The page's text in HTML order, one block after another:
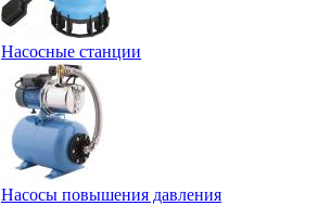
Насосные станции
Насосы повышения давления